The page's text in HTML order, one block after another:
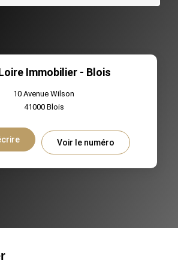
Immobilier - Blois
10 Avenue Wilson
41000 Blois
Voir le numéro